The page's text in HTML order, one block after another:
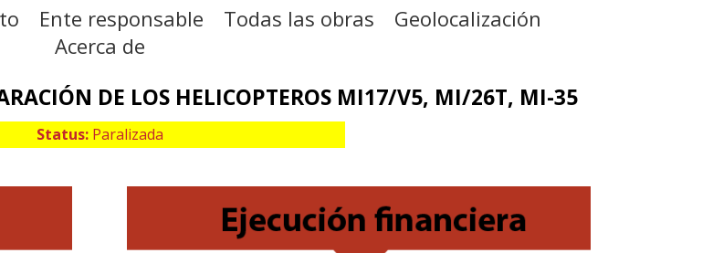
Ente responsable Todas las obras
Geolocalización
Acerca de
DE LOS HELICOPTEROS MI17/V5, MI/26T, MI-35
Status: Paralizada